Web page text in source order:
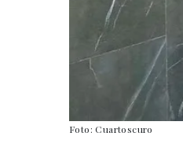
Foto: Cuartoscuro